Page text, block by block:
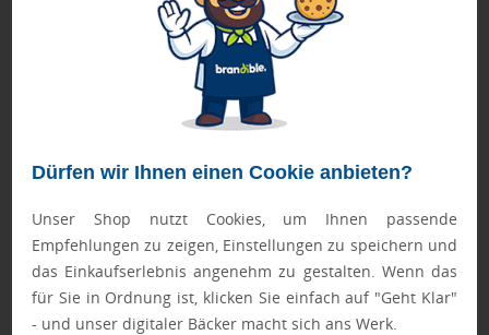
Dürfen wir Ihnen einen Cookie anbieten?
Unser Shop nutzt Cookies, um Ihnen passende
Empfehlungen zu zeigen, Einstellungen zu speichern und
das Einkaufserlebnis angenehm zu gestalten. Wenn das
für Sie in Ordnung ist, klicken Sie einfach auf "Geht Klar"
- und unser digitaler Bäcker macht sich ans Werk.
Benutzerkonto anlegen